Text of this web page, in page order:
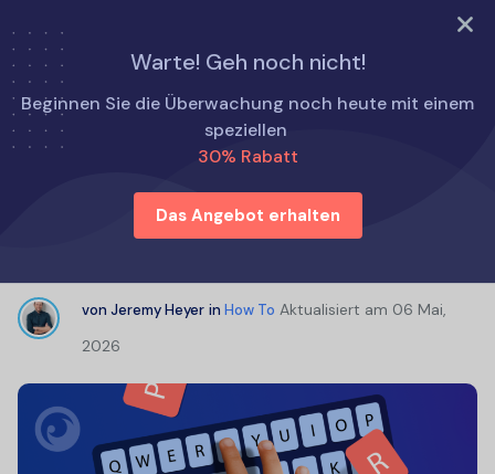
TRY NOW
Warte! Geh noch nicht!
Beginnen Sie die Überwachung noch heute mit einem
speziellen
30% Rabatt
Das Angebot erhalten
Startseite
Wie man
Keylogger Ferninstallation: Schritt-für-Schritt-Anleitung
Keylogger Ferninstallation: Schritt-
für-Schritt-Anleitung
von Jeremy Heyer in How To Aktualisiert am 06 Mai,
2026